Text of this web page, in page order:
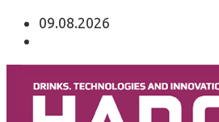
09.08.2026